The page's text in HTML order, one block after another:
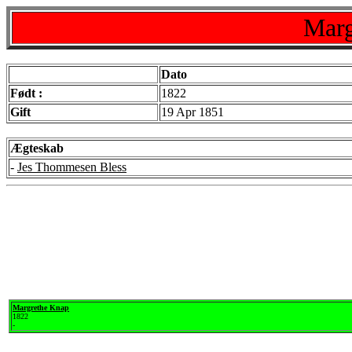
Dato
Født :
1822
Gift
19 Apr 1851
Ægteskab
- Jes Thommesen Bless
Margrethe Knap
1822
-